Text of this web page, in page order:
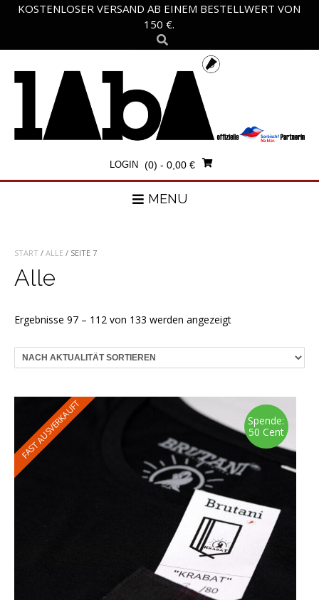
KOSTENLOSER VERSAND AB EINEM BESTELLWERT VON
150 €.
LOGIN (0) - 0,00 €
MENU
START / ALLE / SEITE 7
Alle
Ergebnisse 97 – 112 von 133 werden angezeigtNach
Spende:
50 Cent
FAST AUSVERKAUFT